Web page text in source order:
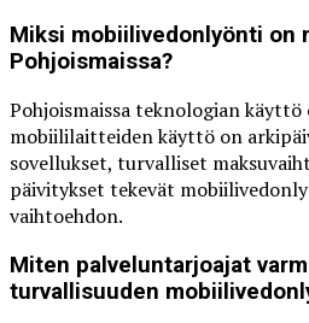
Miksi mobiilivedonlyönti on
Pohjoismaissa?
Pohjoismaissa teknologian
mobiililaitteiden käyttö on
sovellukset, turvalliset
päivitykset tekevät
vaihtoehdon.
Miten palveluntarjoajat
turvallisuuden